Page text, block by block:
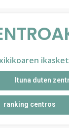
Ituna duten
ranking centros